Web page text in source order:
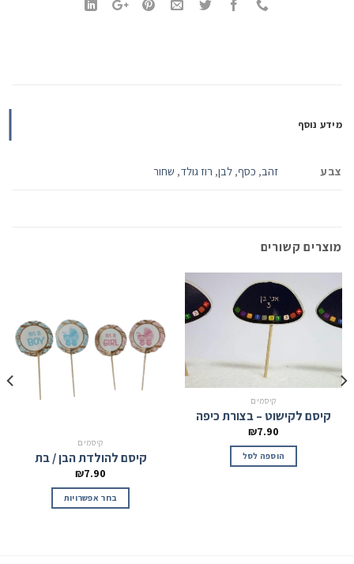
מידע נוסף
צבע זהב, כסף,לבן, רוז גולד, שחור
מוצרים קשורים
קיסמים
קיסם לקישוט – בצורת כיפה
₪7.90
הוספה לסל
קיסמים
קיסם להולדת הבן / בת
₪7.90
בחר אפשרויות